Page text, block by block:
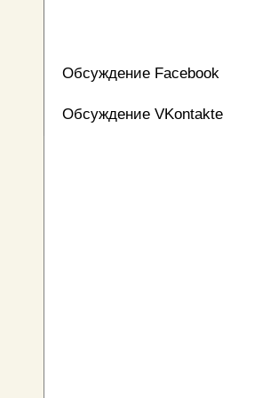
Обсуждение Facebook
Обсуждение VKontakte